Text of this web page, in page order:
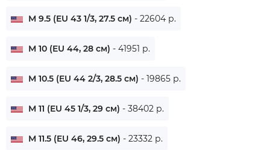
M 9.5 (EU 43 1/3, 27.5 см) - 22604 р.
M 10 (EU 44, 28 см) - 41951 р.
M 10.5 (EU 44 2/3, 28.5 см) - 19865 р.
M 11 (EU 45 1/3, 29 см) - 38402 р.
M 11.5 (EU 46, 29.5 см) - 23332 р.